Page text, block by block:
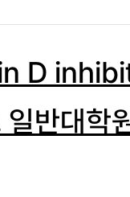
D
반대학